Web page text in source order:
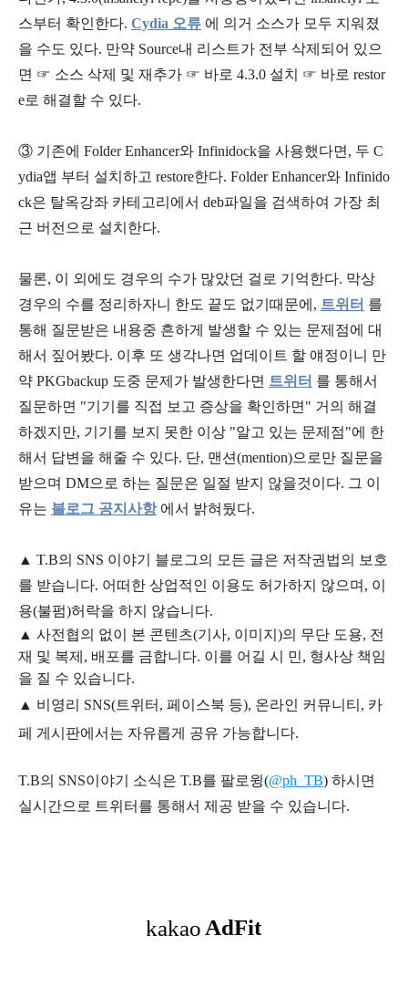
스부터 확인한다. Cydia 오류 에 의거 소스가 모두 지워졌
을 수도 있다. 만약 Source내 리스트가 전부 삭제되어 있으
면 ☞ 소스 삭제 및 재추가 ☞ 바로 4.3.0 설치 ☞ 바로 restor
e로 해결할 수 있다.
③ 기존에 Folder Enhancer와 Infinidock을 사용했다면, 두 C
ydia앱 부터 설치하고 restore한다. Folder Enhancer와 Infinido
ck은 탈옥강좌 카테고리에서 deb파일을 검색하여 가장 최
근 버전으로 설치한다.
물론, 이 외에도 경우의 수가 많았던 걸로 기억한다. 막상
경우의 수를 정리하자니 한도 끝도 없기때문에, 트위터 를
통해 질문받은 내용중 흔하게 발생할 수 있는 문제점에 대
해서 짚어봤다. 이후 또 생각나면 업데이트 할 얘정이니 만
약 PKGbackup 도중 문제가 발생한다면 트위터 를 통해서
질문하면 "기기를 직접 보고 증상을 확인하면" 거의 해결
하겠지만, 기기를 보지 못한 이상 "알고 있는 문제점"에 한
해서 답변을 해줄 수 있다. 단, 맨션(mention)으로만 질문을
받으며 DM으로 하는 질문은 일절 받지 않을것이다. 그 이
유는 블로그 공지사항에서 밝혀뒀다.
▲ T.B의 SNS 이야기 블 로그의 모든 글은 저작권법의 보호
를 받습니다. 어떠한 상업적인 이용도 허가하지 않으며, 이
용(불펌)허락을 하지 않습니다.
▲ 사전협의 없이 본 콘텐츠(기사, 이미지)의 무단 도용, 전
재 및 복제, 배포를 금합니다. 이를 어길 시 민, 형사상 책임
을 질 수 있습니다.
▲ 비영리 SNS(트위터, 페이스북 등), 온라인 커뮤니티, 카
페 게시판에서는 자유롭게 공유 가능합니다.
T.B의 SNS이야기 소식은 T.B를 팔로윙(@ph_TB) 하시면
실시간으로 트위터를 통해서 제공 받을 수 있습니다.